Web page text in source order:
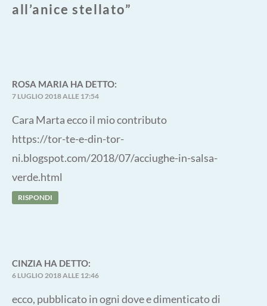
all’anice stellato”
ROSA MARIA HA DETTO:
7 LUGLIO 2018 ALLE 17:54
Cara Marta ecco il mio contributo
https://tor-te-e-din-tor-
ni.blogspot.com/2018/07/acciughe-in-salsa-
verde.html
RISPONDI
CINZIA HA DETTO:
6 LUGLIO 2018 ALLE 12:46
ecco, pubblicato in ogni dove e dimenticato di